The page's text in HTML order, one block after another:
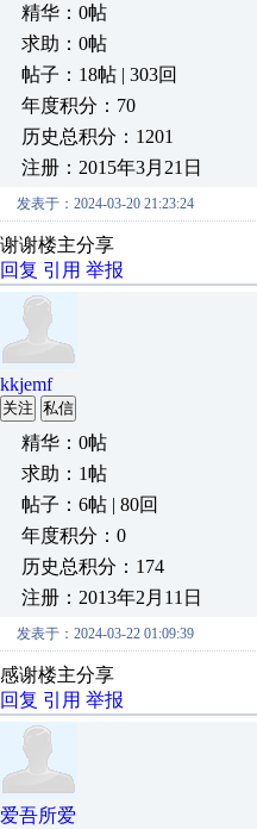
精华：0帖
求助：0帖
帖子：18帖 | 303回
年度积分：70
历史总积分：1201
注册：2015年3月21日
发表于：2024-03-20 21:23:24
谢谢楼主分享
回复 引用 举报
kkjemf
关注 私信
精华：0帖
求助：1帖
帖子：6帖 | 80回
年度积分：0
历史总积分：174
注册：2013年2月11日
发表于：2024-03-22 01:09:39
感谢楼主分享
回复 引用 举报
爱吾所爱